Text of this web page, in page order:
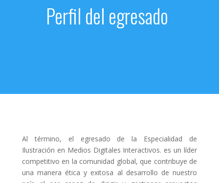
Perfil del egresado
Al término, el egresado de la Especialidad de
Ilustración en Medios Digitales Interactivos. es un líder
competitivo en la comunidad global, que contribuye de
una manera ética y exitosa al desarrollo de nuestro